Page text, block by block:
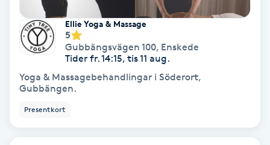
Kärlbehandling
Laserbehandling
Lashlift Keratin
LED-ljusterapi
Ellie Yoga & Massage
5
Gubbängsvägen 100, Enskede
Tider fr. 14:15, tis 11 aug.
Yoga & Massagebehandlingar i Söderort,
Gubbängen.
Presentkort